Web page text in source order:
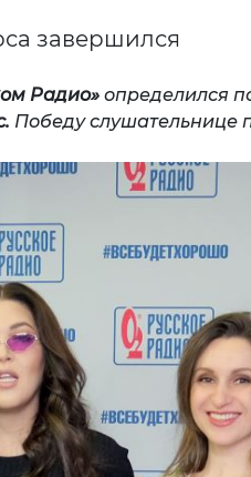
завершился
Радио» определился
Победу слушательнице